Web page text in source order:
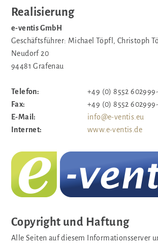
Realisierung
e-ventis GmbH
Geschäftsführer: Michael Töpfl, Christoph
Neudorf 20
94481 Grafenau
Telefon:
+49 (0) 8552
Fax:
+49 (0) 8552
E-Mail:
info@e-ventis.eu
Internet:
www.e-ventis.de
Copyright und Haftung
Alle Seiten auf diesem Informationsserver